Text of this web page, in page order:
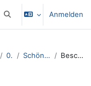
Sucheingabe umschalten
Anmelden
06 S Schöneck-Voß Beschreibung